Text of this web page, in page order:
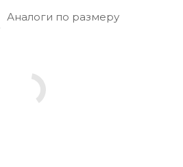
Аналоги по размеру